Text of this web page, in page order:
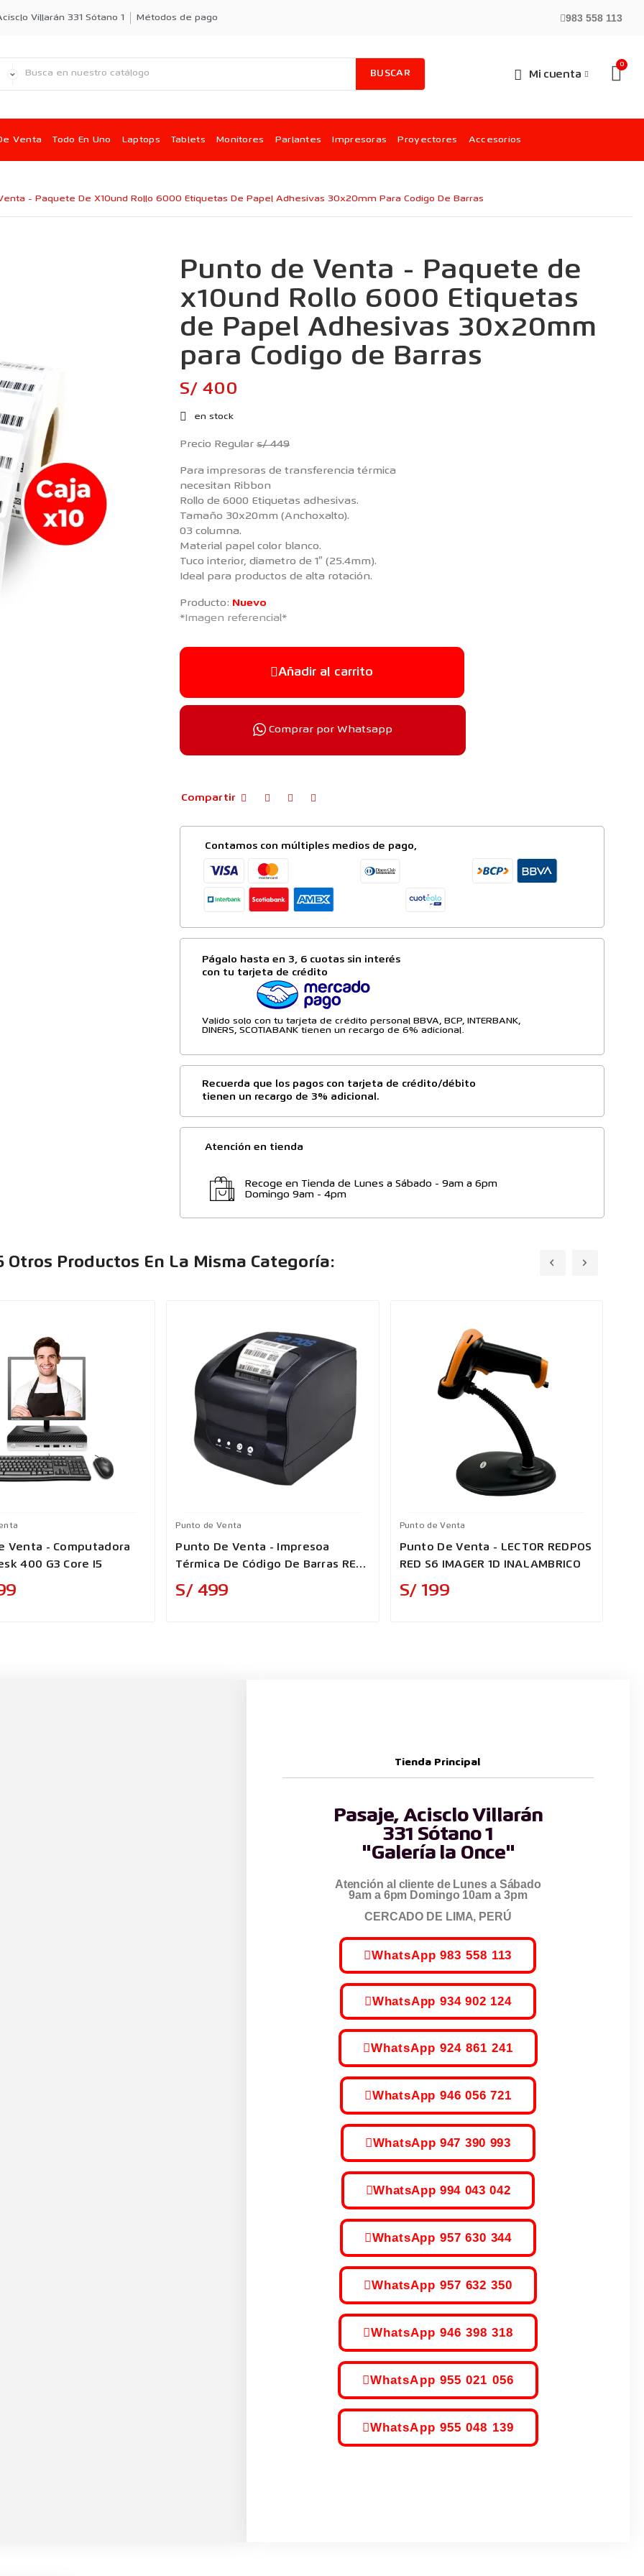
Villarán 331 Sótano 1 Métodos de pago 983 558 113
BUSCAR Mi cuenta
Venta Todo En Uno Laptops Tablets Monitores Parlantes Impresoras Proyectores Accesorios
- Paquete De X10und Rollo 6000 Etiquetas De Papel Adhesivas 30x20mm Para Codigo De Barras
Punto de Venta - Paquete de
x10und Rollo 6000 Etiquetas
de Papel Adhesivas 30x20mm
para Codigo de Barras
S/ 400
en stock
Precio Regular s/ 449
Para impresoras de transferencia térmica
necesitan Ribbon
Rollo de 6000 Etiquetas adhesivas.
Tamaño 30x20mm (Anchoxalto).
03 columna.
Material papel color blanco.
Tuco interior, diametro de 1″ (25.4mm).
Ideal para productos de alta rotación.
Producto: Nuevo
*Imagen referencial*
Añadir al carrito
Comprar por Whatsapp
Compartir
Contamos con múltiples medios de pago,
Págalo hasta en 3, 6 cuotas sin interés
con tu tarjeta de crédito
Valido solo con tu tarjeta de crédito personal BBVA, BCP, INTERBANK,
DINERS, SCOTIABANK tienen un recargo de 6% adicional.
Recuerda que los pagos con tarjeta de crédito/débito
tienen un recargo de 3% adicional.
Atención en tienda
Recoge en Tienda de Lunes a Sábado - 9am a 6pm
Domingo 9am - 4pm
Otros Productos En La Misma Categoría:
Venta - Computadora
400 G3 Core I5
Punto de Venta
Punto De Venta - Impresoa
Térmica De Código De Barras RED-
365B
S/ 499
Punto de Venta
Punto De Venta - LECTOR REDPOS
RED S6 IMAGER 1D INALAMBRICO
S/ 199
Tienda Principal
Pasaje, Acisclo Villarán
331 Sótano 1
"Galería la Once"
Atención al cliente de Lunes a Sábado
9am a 6pm Domingo 10am a 3pm
CERCADO DE LIMA, PERÚ
WhatsApp 983 558 113
WhatsApp 934 902 124
WhatsApp 924 861 241
WhatsApp 946 056 721
WhatsApp 947 390 993
WhatsApp 994 043 042
WhatsApp 957 630 344
WhatsApp 957 632 350
WhatsApp 946 398 318
WhatsApp 955 021 056
WhatsApp 955 048 139